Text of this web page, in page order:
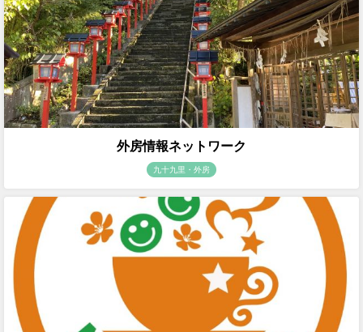
外房情報ネットワーク
九十九里・外房